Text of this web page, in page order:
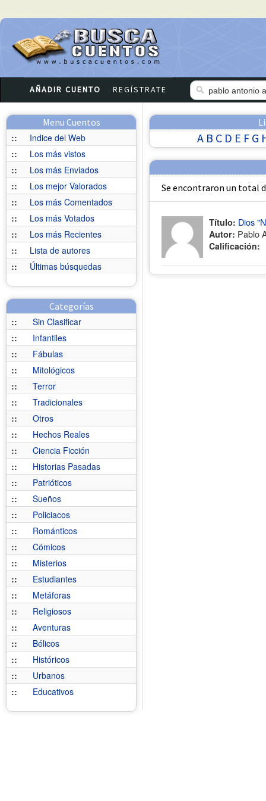
AÑADIR CUENTO REGÍSTRATE
Menu Cuentos
::
Indice del Web
::
Los más vistos
::
Los más Enviados
::
Los mejor Valorados
::
Los más Comentados
::
Los más Votados
::
Los más Recientes
::
Lista de autores
::
Últimas búsquedas
Categorías
::
Sin Clasificar
::
Infantiles
::
Fábulas
::
Mitológicos
::
Terror
::
Tradicionales
::
Otros
::
Hechos Reales
::
Ciencia Ficción
::
Historias Pasadas
::
Patrióticos
::
Sueños
::
Policiacos
::
Románticos
::
Cómicos
::
Misterios
::
Estudiantes
::
Metáforas
::
Religiosos
::
Aventuras
::
Bélicos
::
Históricos
::
Urbanos
::
Educativos
A B C D E F G
Se encontraron un total
Título: Dios
Autor: Pablo
Calificación: